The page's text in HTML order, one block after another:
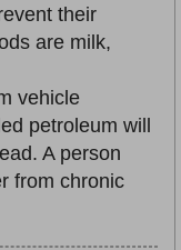
their
are milk,
vehicle
petroleum will
A person
from chronic